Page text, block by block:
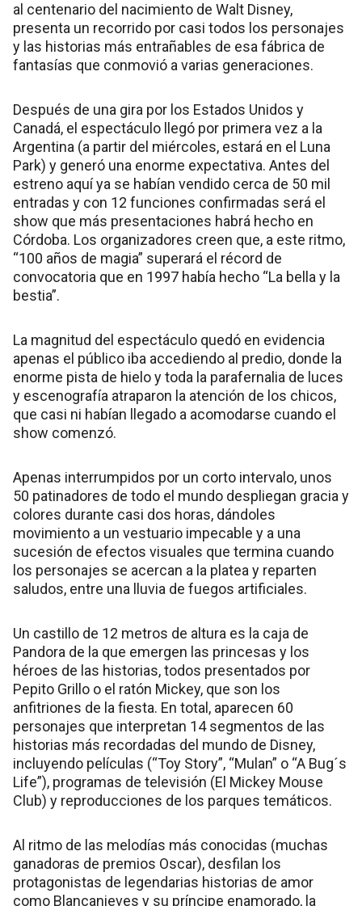
al centenario del nacimiento de Walt Disney,
presenta un recorrido por casi todos los personajes
y las historias más entrañables de esa fábrica de
fantasías que conmovió a varias generaciones.
Después de una gira por los Estados Unidos y
Canadá, el espectáculo llegó por primera vez a la
Argentina (a partir del miércoles, estará en el Luna
Park) y generó una enorme expectativa. Antes del
estreno aquí ya se habían vendido cerca de 50 mil
entradas y con 12 funciones confirmadas será el
show que más presentaciones habrá hecho en
Córdoba. Los organizadores creen que, a este ritmo,
“100 años de magia” superará el récord de
convocatoria que en 1997 había hecho “La bella y la
bestia”.
La magnitud del espectáculo quedó en evidencia
apenas el público iba accediendo al predio, donde la
enorme pista de hielo y toda la parafernalia de luces
y escenografía atraparon la atención de los chicos,
que casi ni habían llegado a acomodarse cuando el
show comenzó.
Apenas interrumpidos por un corto intervalo, unos
50 patinadores de todo el mundo despliegan gracia y
colores durante casi dos horas, dándoles
movimiento a un vestuario impecable y a una
sucesión de efectos visuales que termina cuando
los personajes se acercan a la platea y reparten
saludos, entre una lluvia de fuegos artificiales.
Un castillo de 12 metros de altura es la caja de
Pandora de la que emergen las princesas y los
héroes de las historias, todos presentados por
Pepito Grillo o el ratón Mickey, que son los
anfitriones de la fiesta. En total, aparecen 60
personajes que interpretan 14 segmentos de las
historias más recordadas del mundo de Disney,
incluyendo películas (“Toy Story”, “Mulan” o “A Bug´s
Life”), programas de televisión (El Mickey Mouse
Club) y reproducciones de los parques temáticos.
Al ritmo de las melodías más conocidas (muchas
ganadoras de premios Oscar), desfilan los
protagonistas de legendarias historias de amor
como Blancanieves y su príncipe enamorado, la